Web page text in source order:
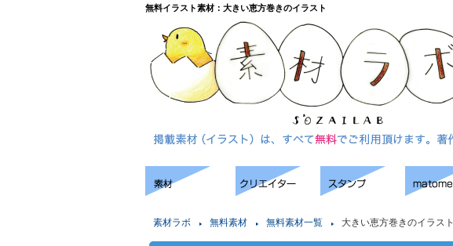
無料イラスト素材：大きい恵方巻きのイラスト
素材ラボ 無料素材 無料素材一覧 大きい恵方巻きのイラスト